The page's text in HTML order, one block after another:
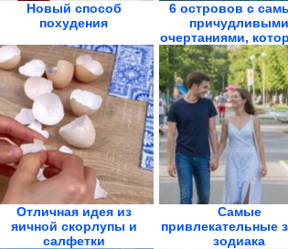
Новый способ
похудения
6 островов с
причудливыми
очертаниями,
Отличная идея из
яичной скорлупы и
салфетки
Самые
привлекательные
зодиака